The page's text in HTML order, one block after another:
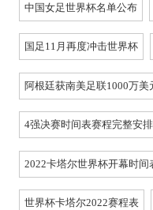
中国女足世界杯名单公布
国足11月再度冲击世界杯
阿根廷获南美足联1000万美
4强决赛时间表赛程完整安排
2022卡塔尔世界杯开幕时
世界杯卡塔尔2022赛程表